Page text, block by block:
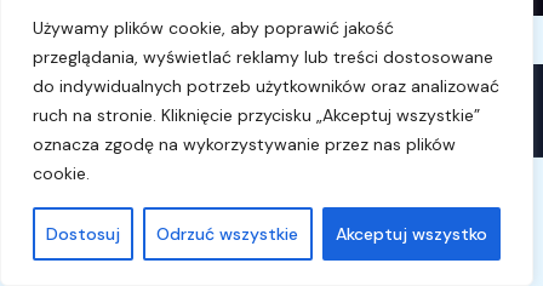
Używamy plików cookie, aby poprawić jakość
przeglądania, wyświetlać reklamy lub treści dostosowane
do indywidualnych potrzeb użytkowników oraz analizować
ruch na stronie. Kliknięcie przycisku „Akceptuj wszystkie”
oznacza zgodę na wykorzystywanie przez nas plików
cookie.
Dostosuj Odrzuć wszystkie Akceptuj wszystko
WAŻNE
To dobry dzień na zakupy.